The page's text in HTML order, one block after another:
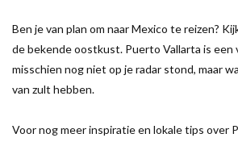
Ben je van plan om naar Mexico te reizen?
de bekende oostkust. Puerto Vallarta is een
misschien nog niet op je radar stond, maar
van zult hebben.
Voor nog meer inspiratie en lokale tips over